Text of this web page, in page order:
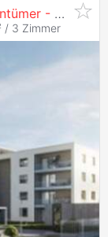
Wohnung mit Küche
/ 3 Zimmer